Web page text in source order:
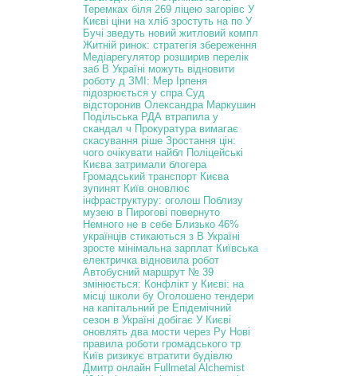
Теремках біля 269 ліцею загорівс У
Києві ціни на хліб зростуть на по У
Бучі зведуть новий житловий компл
Житній ринок: стратегія збереження
Медіарегулятор розширив перелік
заб В Україні можуть відновити
роботу д ЗМІ: Мер Ірпеня
підозрюється у спра Суд
відсторонив Олександра Маркушин
Подільська РДА втрапила у
скандал ч Прокуратура вимагає
скасування ріше Зростання цін:
чого очікувати найбл Поліцейські
Києва затримали блогера
Громадський транспорт Києва
зупинят Київ оновлює
інфраструктуру: оголош Поблизу
музею в Пирогові повернуто
Немного не в себе Близько 46%
українців стикаються з В Україні
зросте мінімальна зарплат Київська
електричка відновила робот
Автобусний маршрут № 39
змінюється: Конфлікт у Києві: на
місці школи бу Оголошено тендери
на капітальний ре Епідемічний
сезон в Україні добігає У Києві
оновлять два мости через Ру Нові
правила роботи громадського тр
Київ ризикує втратити будівлю
Дмитр онлайн Fullmetal Alchemist